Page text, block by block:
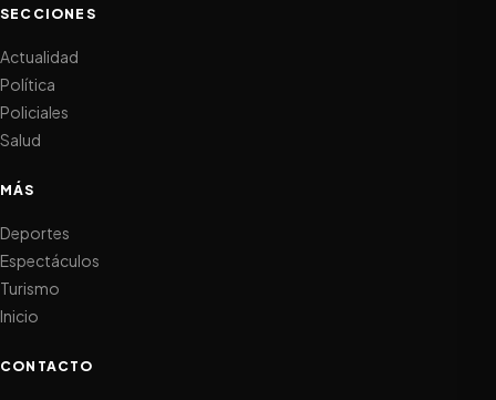
SECCIONES
Actualidad
Política
Policiales
Salud
MÁS
Deportes
Espectáculos
Turismo
Inicio
CONTACTO